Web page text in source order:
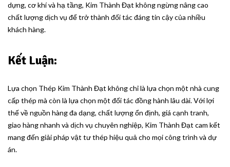
dựng, cơ khí và hạ tầng, Kim Thành Đạt không ngừng nâng cao
chất lượng dịch vụ để trở thành đối tác đáng tin cậy của nhiều
khách hàng.
Kết Luận:
Lựa chọn Thép Kim Thành Đạt không chỉ là lựa chọn một nhà cung
cấp thép mà còn là lựa chọn một đối tác đồng hành lâu dài. Với lợi
thế về nguồn hàng đa dạng, chất lượng ổn định, giá cạnh tranh,
giao hàng nhanh và dịch vụ chuyên nghiệp, Kim Thành Đạt cam kết
mang đến giải pháp vật tư thép hiệu quả cho mọi công trình và dự
án.